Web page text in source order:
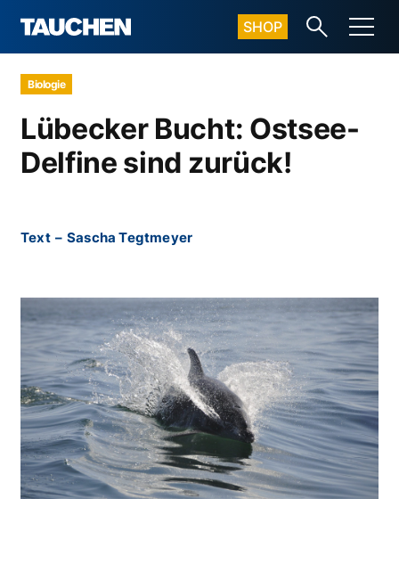
SHOP
Biologie
Lübecker Bucht: Ostsee-
Delfine sind zurück!
Text – Sascha Tegtmeyer